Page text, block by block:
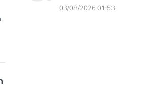
03/08/2026 01:53